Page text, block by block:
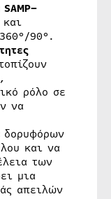
SAMP–
90°.
ρόλο σε
να
δορυφόρων
και να
των
μια
απειλών